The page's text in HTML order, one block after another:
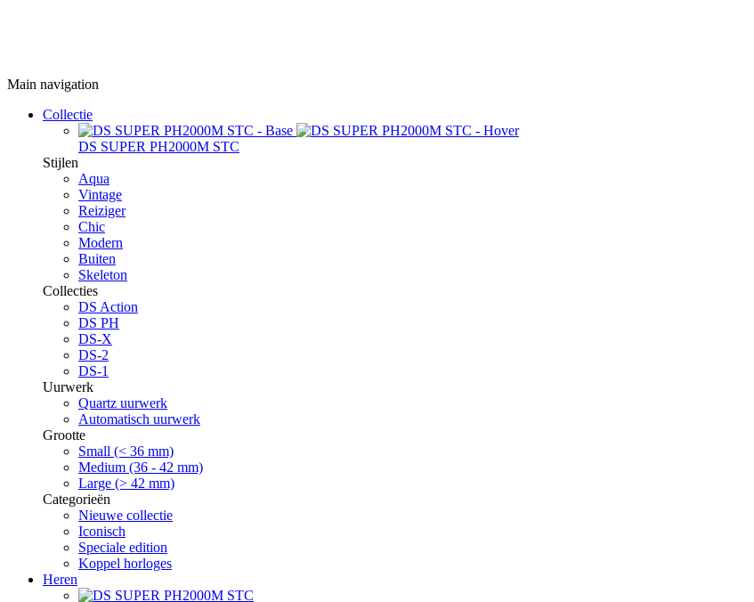
Main navigation
Collectie
DS SUPER PH2000M STC
Stijlen
Aqua
Vintage
Reiziger
Chic
Modern
Buiten
Skeleton
Collecties
DS Action
DS PH
DS-X
DS-2
DS-1
Uurwerk
Quartz uurwerk
Automatisch uurwerk
Grootte
Small (< 36 mm)
Medium (36 - 42 mm)
Large (> 42 mm)
Categorieën
Nieuwe collectie
Iconisch
Speciale edition
Koppel horloges
Heren